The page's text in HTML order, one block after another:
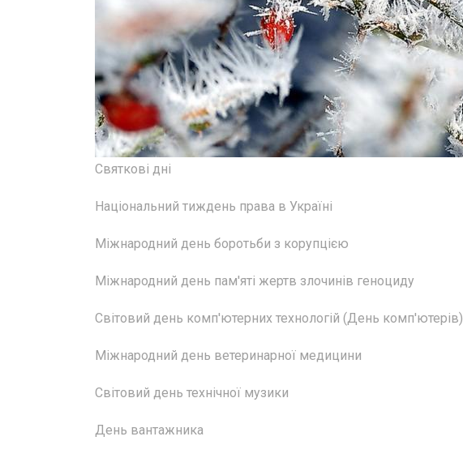
Святкові дні
Національний тиждень права в Україні
Міжнародний день боротьби з корупцією
Міжнародний день пам'яті жертв злочинів геноциду
Світовий день комп'ютерних технологій (День комп'ютерів)
Міжнародний день ветеринарної медицини
Світовий день технічної музики
День вантажника